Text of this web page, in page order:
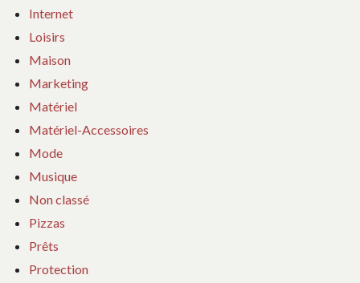
Internet
Loisirs
Maison
Marketing
Matériel
Matériel-Accessoires
Mode
Musique
Non classé
Pizzas
Prêts
Protection